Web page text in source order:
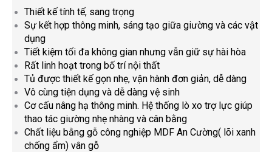
Thiết kế tính tế, sang trọng
Sự kết hợp thông minh, sáng tạo giữa giường và các vật
dụng
Tiết kiệm tối đa không gian nhưng vẫn giữ sự hài hòa
Rất linh hoạt trong bố trí nội thất
Tủ được thiết kế gọn nhẹ, vận hành đơn giản, dễ dàng
Vô cùng tiện dụng và dễ dàng vệ sinh
Cơ cấu nâng hạ thông minh. Hệ thống lò xo trợ lực giúp
thao tác giường nhẹ nhàng và cân bằng
Chất liệu bằng gỗ công nghiệp MDF An Cường( lõi xanh
chống ẩm) vân gỗ